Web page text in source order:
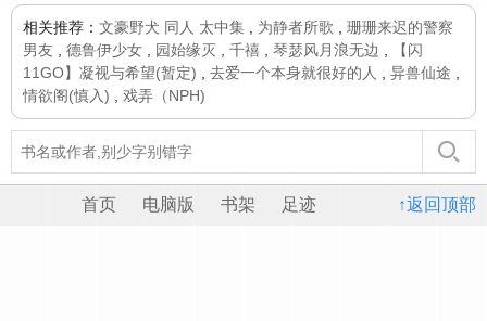
相关推荐： 文豪野犬 同人 太中集 为静者所歌
珊珊来迟的警察
男友
德鲁伊少女 园始缘灭 千禧 琴瑟风月浪无边
【闪
11GO】凝视与希望(暂定)
去爱一个本身就很好的人 异兽仙途
情欲阁(慎入)
戏弄（NPH)
↑返回顶部
首页 电脑版 书架 足迹